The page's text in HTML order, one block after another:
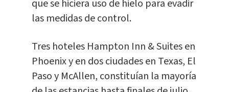
que se hiciera uso de hielo para evadir
las medidas de control.
Tres hoteles Hampton Inn & Suites en
Phoenix y en dos ciudades en Texas, El
Paso y McAllen, constituían la mayoría